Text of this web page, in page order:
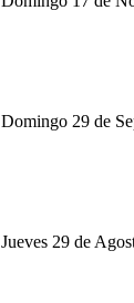
Domingo 29 de
Jueves 29 de